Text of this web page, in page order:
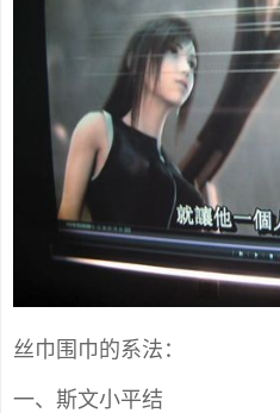
丝巾围巾的系法：
一、斯文小平结